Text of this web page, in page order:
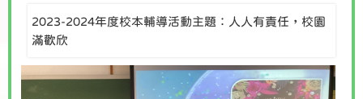
2023-2024年度校本輔導活動主題：人人有責任，校園
滿歡欣